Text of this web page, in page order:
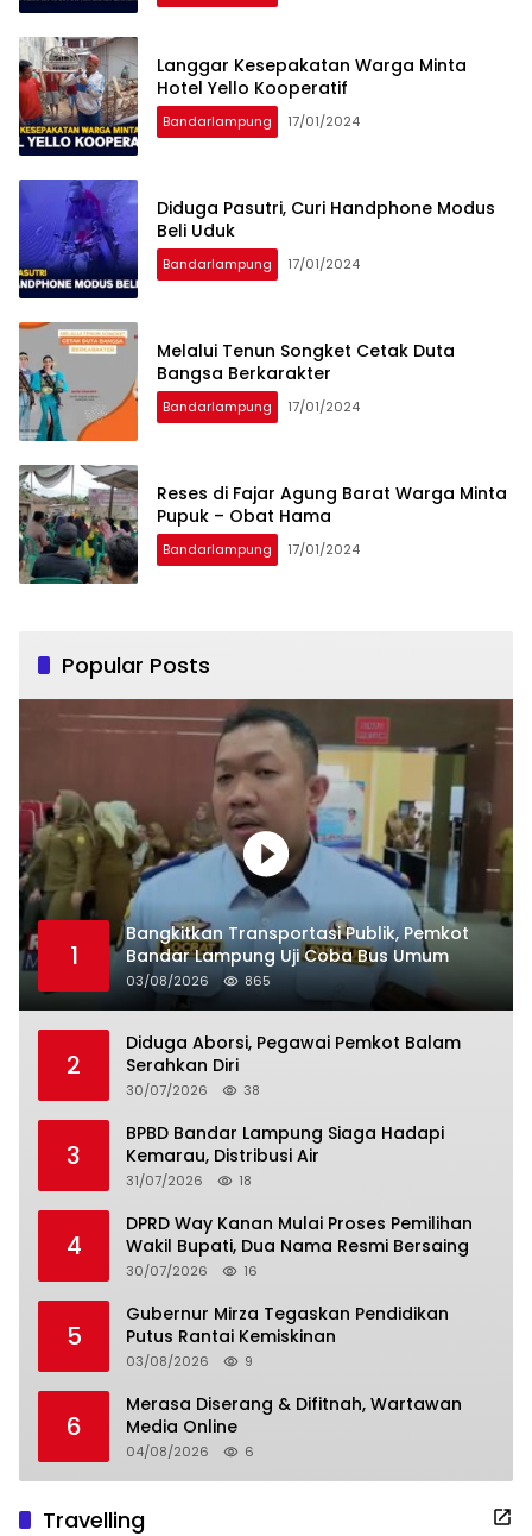
Langgar Kesepakatan Warga Minta
Hotel Yello Kooperatif
Bandarlampung 17/01/2024
Diduga Pasutri, Curi Handphone Modus
Beli Uduk
Bandarlampung 17/01/2024
Melalui Tenun Songket Cetak Duta
Bangsa Berkarakter
Bandarlampung 17/01/2024
Reses di Fajar Agung Barat Warga Minta
Pupuk – Obat Hama
Bandarlampung 17/01/2024
Popular Posts
1
Bangkitkan Transportasi Publik, Pemkot
Bandar Lampung Uji Coba Bus Umum
03/08/2026 865
2
Diduga Aborsi, Pegawai Pemkot Balam
Serahkan Diri
30/07/2026 38
3
BPBD Bandar Lampung Siaga Hadapi
Kemarau, Distribusi Air
31/07/2026 18
4
DPRD Way Kanan Mulai Proses Pemilihan
Wakil Bupati, Dua Nama Resmi Bersaing
30/07/2026 16
5
Gubernur Mirza Tegaskan Pendidikan
Putus Rantai Kemiskinan
03/08/2026 9
6
Merasa Diserang & Difitnah, Wartawan
Media Online
04/08/2026 6
Travelling